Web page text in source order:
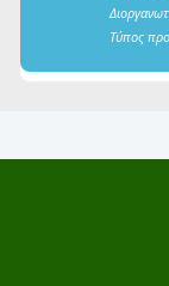
Τύπος